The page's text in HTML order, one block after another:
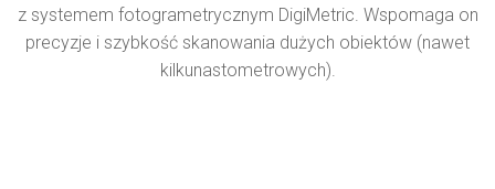
z systemem fotogrametrycznym DigiMetric. Wspomaga on
precyzje i szybkość skanowania dużych obiektów (nawet
kilkunastometrowych).